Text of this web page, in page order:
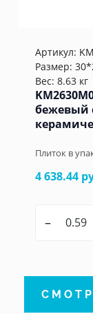
Артикул:
Размер:
Вес: 8.63 кг
бежевый
Плиток в
4 638.44
–